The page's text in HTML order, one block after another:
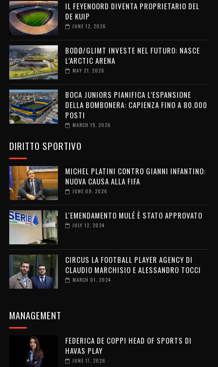
IL FEYENOORD DIVENTA PROPRIETARIO DEL
DE KUIP
JUNE 12, 2026
BODØ/GLIMT INVESTE NEL FUTURO: NASCE
L’ARCTIC ARENA
MAY 21, 2026
BOCA JUNIORS PIANIFICA L’ESPANSIONE
DELLA BOMBONERA: CAPIENZA FINO A 80.000
POSTI
MARCH 15, 2026
DIRITTO SPORTIVO
MICHEL PLATINI CONTRO GIANNI INFANTINO:
NUOVA CAUSA ALLA FIFA
JUNE 09, 2026
L'EMENDAMENTO MULÉ È STATO APPROVATO
JULY 12, 2024
CIRCUS LA FOOTBALL PLAYER AGENCY DI
CLAUDIO MARCHISIO E ALESSANDRO TOCCI
MARCH 01, 2024
MANAGEMENT
FEDERICA DE COPPI HEAD OF SPORTS DI
HAVAS PLAY
JUNE 17, 2026